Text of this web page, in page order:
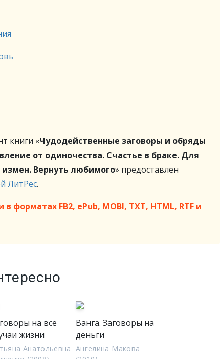
книги «Чудодейственные заговоры и обряды
от одиночества. Счастье в браке. Для
измен. Вернуть любимого» предоставлен
ЛитРес.
форматах FB2, ePub, MOBI, TXT, HTML, RTF и
на все
жизни
Анатольевна
Ванга. Заговоры на
деньги
Ангелина Макова